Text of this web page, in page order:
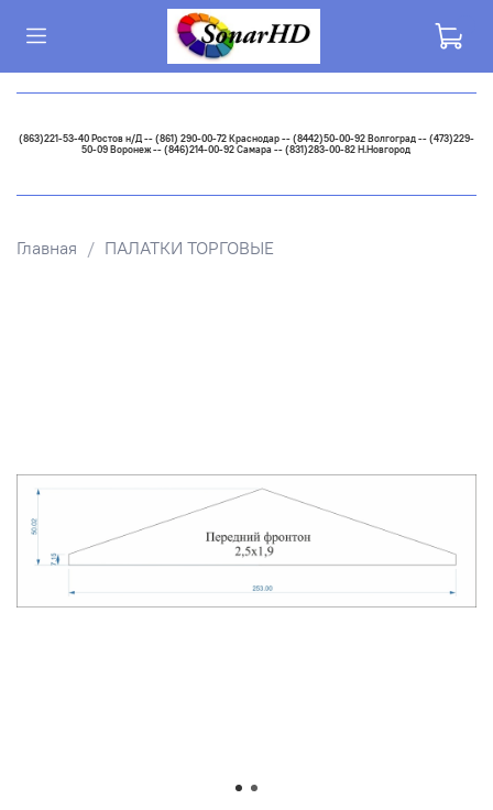
(863)221-53-40 Ростов н/Д -- (861) 290-00-72 Краснодар -- (8442)50-00-92 Волгоград -- (473)229-
50-09 Воронеж -- (846)214-00-92 Самара -- (831)283-00-82 Н.Новгород
Главная ПАЛАТКИ ТОРГОВЫЕ